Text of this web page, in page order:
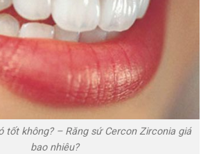
tốt không? – Răng sứ Cercon Zirconia giá
bao nhiêu?